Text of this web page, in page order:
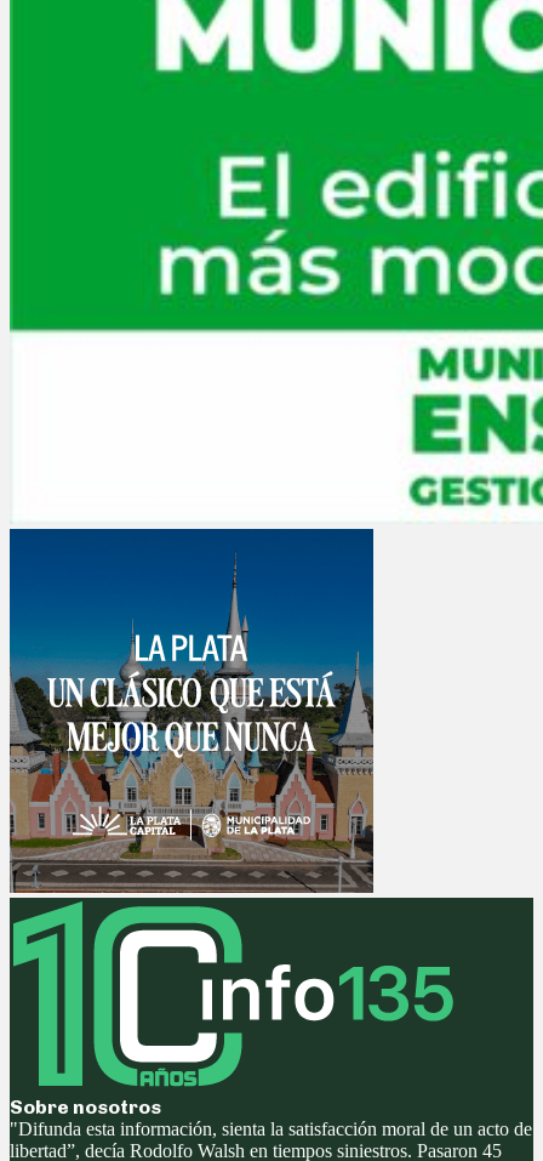
Sobre nosotros
"Difunda esta información, sienta la satisfacción moral de un acto de
libertad”, decía Rodolfo Walsh en tiempos siniestros. Pasaron 45